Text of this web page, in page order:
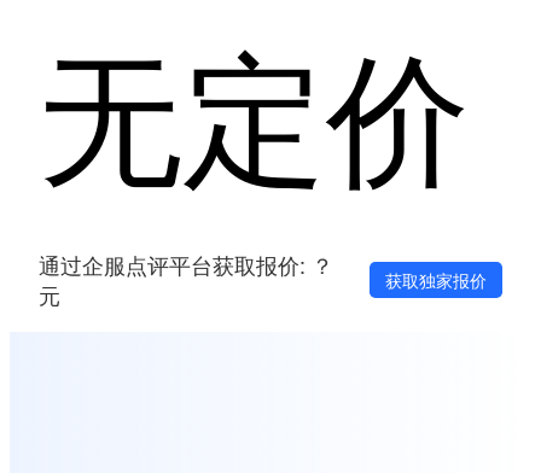
无定价
通过企服点评平台获取报价: ？
元
获取独家报价